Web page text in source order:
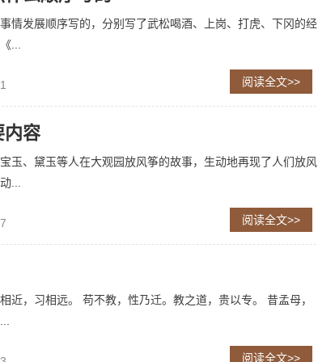
情发展顺序写的，分别写了武松喝酒、上岗、打虎、下冈的经
...
阅读全文>>
内容
玉、黛玉等人在大观园放风筝的故事，生动地再现了人们放风
...
阅读全文>>
近，习相远。 苟不教，性乃迁。教之道，贵以专。 昔孟母，
阅读全文>>